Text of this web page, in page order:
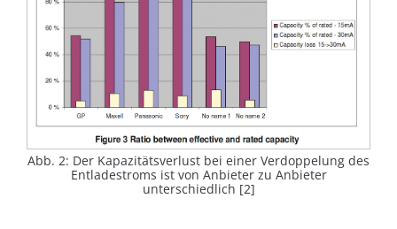
Abb. 2: Der Kapazitätsverlust bei einer Verdoppelung des
Entladestroms ist von Anbieter zu Anbieter
unterschiedlich [2]